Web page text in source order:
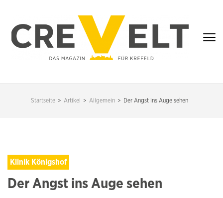
springen
(Enter
KREFELD
Startseite > Artikel > Allgemein > Der Angst ins Auge sehen
Klinik Königshof
Der Angst ins Auge sehen